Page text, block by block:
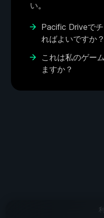
い。
Pacific Driveで
ればよいですか？
これは私のゲー
ますか？